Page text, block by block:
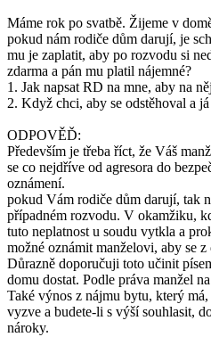
Máme rok po svatbě. Žijeme v
pokud nám rodiče dům darují, je
mu je zaplatit, aby po rozvodu si
zdarma a pán mu platil nájemné?
1. Jak napsat RD na mne, aby na
2. Když chci, aby se odstěhoval a
ODPOVĚĎ:
Především je třeba říct, že Váš
se co nejdříve od agresora do
oznámení.
pokud Vám rodiče dům darují, tak
případném rozvodu. V okamžiku,
tuto neplatnost u soudu vytkla a
možné oznámit manželovi, aby se
Důrazně doporučuji toto učinit
domu dostat. Podle práva manžel
Také výnos z nájmu bytu, který
vyzve a budete-li s výší souhlasit,
nároky.